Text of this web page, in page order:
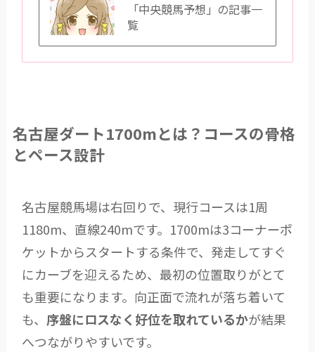
「中央競馬予想」の記事一
覧
名古屋ダート1700mとは？コースの骨格
とペース設計
名古屋競馬場は右回りで、現行コースは1周
1180m、直線240mです。1700mは3コーナーポ
ケットからスタートする条件で、発走してすぐ
にカーブを迎えるため、最初の位置取りがとて
も重要になります。向正面で流れが落ち着いて
も、 序盤にロスなく好位を取れているかが結果
へつながりやすいです。